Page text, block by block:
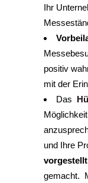
Ihr
positiv
mit der
Das
und Ihre
vorgestellt
gemacht.